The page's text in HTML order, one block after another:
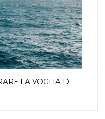
LA VOGLIA DI